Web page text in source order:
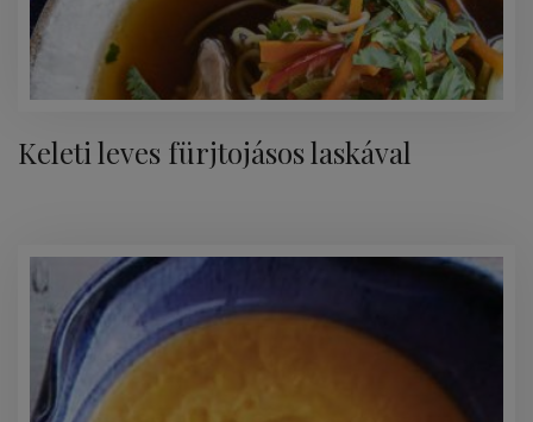
Keleti leves fürjtojásos laskával